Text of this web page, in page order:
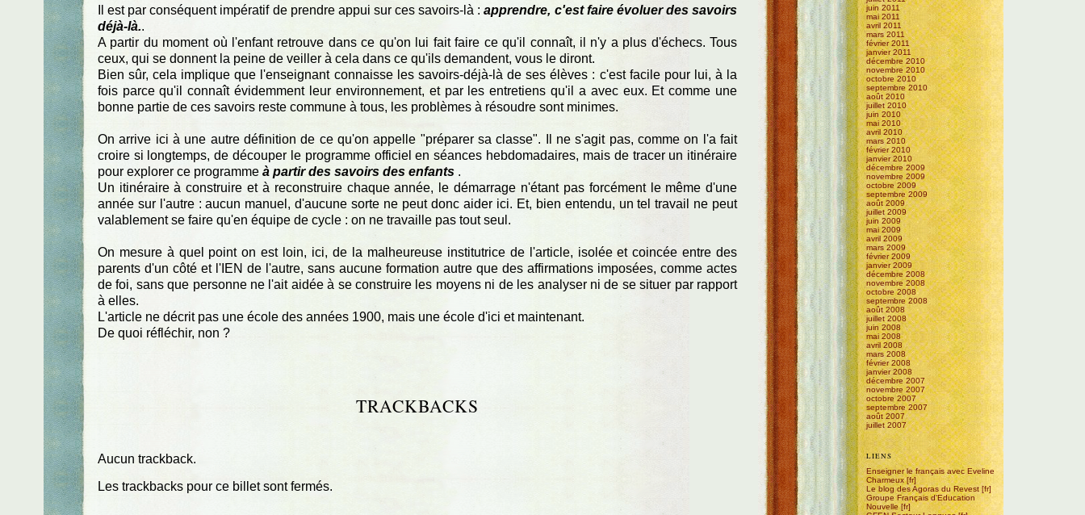
Il est par conséquent impératif de prendre appui sur ces savoirs-là :apprendre, c'est faire évoluer des savoirs
déjà-là..
A partir du moment où l'enfant retrouve dans ce qu'on lui fait faire ce qu'il connaît, il n'y a plus d'échecs. Tous
ceux, qui se donnent la peine de veiller à cela dans ce qu'ils demandent, vous le diront.
Bien sûr, cela implique que l'enseignant connaisse les savoirs-déjà-là de ses élèves : c'est facile pour lui, à la
fois parce qu'il connaît évidemment leur environnement, et par les entretiens qu'il a avec eux. Et comme une
bonne partie de ces savoirs reste commune à tous, les problèmes à résoudre sont minimes.
On arrive ici à une autre définition de ce qu'on appelle "préparer sa classe". Il ne s'agit pas, comme on l'a fait
croire si longtemps, de découper le programme officiel en séances hebdomadaires, mais de tracer un itinéraire
pour explorer ce programme à partir des savoirs des enfants .
Un itinéraire à construire et à reconstruire chaque année, le démarrage n'étant pas forcément le même d'une
année sur l'autre : aucun manuel, d'aucune sorte ne peut donc aider ici. Et, bien entendu, un tel travail ne peut
valablement se faire qu'en équipe de cycle : on ne travaille pas tout seul.
On mesure à quel point on est loin, ici, de la malheureuse institutrice de l'article, isolée et coincée entre des
parents d'un côté et l'IEN de l'autre, sans aucune formation autre que des affirmations imposées, comme actes
de foi, sans que personne ne l'ait aidée à se construire les moyens ni de les analyser ni de se situer par rapport
à elles.
L'article ne décrit pas une école des années 1900, mais une école d'ici et maintenant.
De quoi réfléchir, non ?
TRACKBACKS
Aucun trackback.
Les trackbacks pour ce billet sont fermés.
juin 2011
mai 2011
avril 2011
mars 2011
février 2011
janvier 2011
décembre 2010
novembre 2010
octobre 2010
septembre 2010
août 2010
juillet 2010
juin 2010
mai 2010
avril 2010
mars 2010
février 2010
janvier 2010
décembre 2009
novembre 2009
octobre 2009
septembre 2009
août 2009
juillet 2009
juin 2009
mai 2009
avril 2009
mars 2009
février 2009
janvier 2009
décembre 2008
novembre 2008
octobre 2008
septembre 2008
août 2008
juillet 2008
juin 2008
mai 2008
avril 2008
mars 2008
février 2008
janvier 2008
décembre 2007
novembre 2007
octobre 2007
septembre 2007
août 2007
juillet 2007
LIENS
Enseigner le français avec Eveline
Charmeux
Le blog des Agoras du Revest
Groupe Français d'Education
Nouvelle